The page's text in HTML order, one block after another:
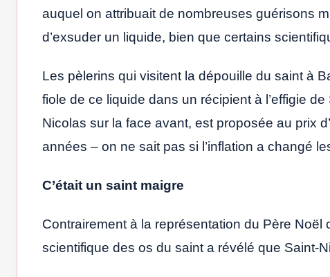
auquel on attribuait de nombreuses guérisons
d’exsuder un liquide, bien que certains
Les pèlerins qui visitent la dépouille du saint à
fiole de ce liquide dans un récipient à l’effigie
Nicolas sur la face avant, est proposée au prix
années – on ne sait pas si l’inflation a changé
C’était un saint maigre
Contrairement à la représentation du Père
scientifique des os du saint a révélé que Saint-